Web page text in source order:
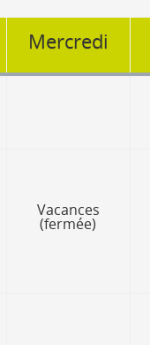
Mercredi
Vacances
(fermée)